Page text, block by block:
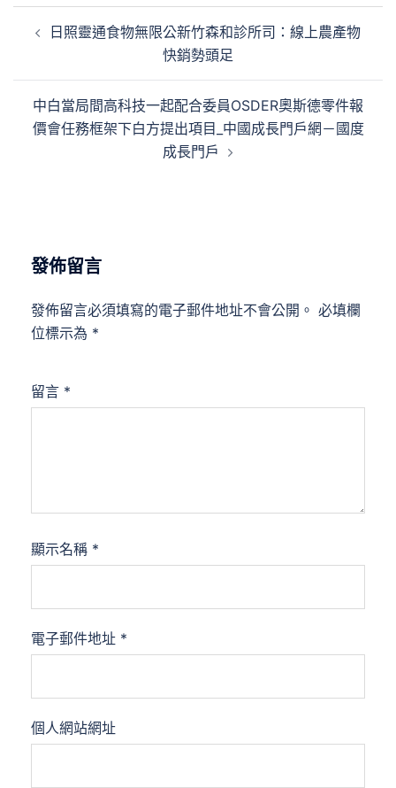
日照靈通食物無限公新竹森和診所司：線上農產物
快銷勢頭足
中白當局間高科技一起配合委員OSDER奧斯德零件報
價會任務框架下白方提出項目_中國成長門戶網－國度
成長門戶
發佈留言
發佈留言必須填寫的電子郵件地址不會公開。 必填欄
位標示為 *
留言 *
顯示名稱 *
電子郵件地址 *
個人網站網址